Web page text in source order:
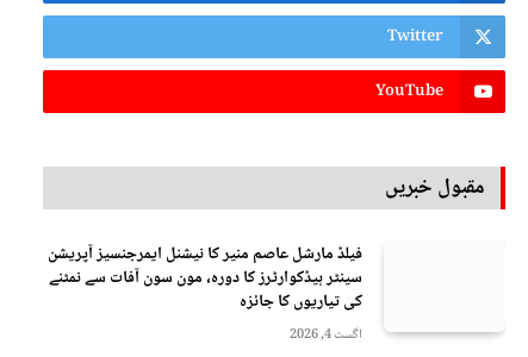
Twitter
YouTube
مقبول خبریں
فیلڈ مارشل عاصم منیر کا نیشنل ایمرجنسیز آپریشن
سینٹر ہیڈکوارٹرز کا دورہ، مون سون آفات سے نمٹنے
کی تیاریوں کا جائزہ
اگست 4, 2026